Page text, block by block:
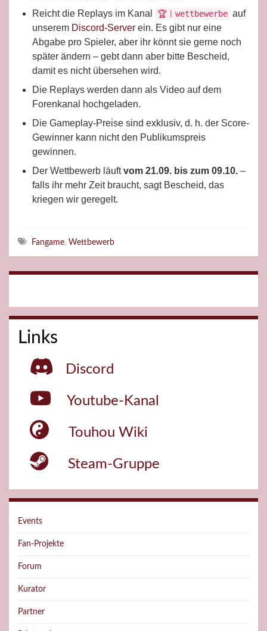
Reicht die Replays im Kanal
🏆ㅣwettbewerbe auf
unserem Discord-Server ein. Es gibt nur eine
Abgabe pro Spieler, aber ihr könnt sie gerne noch
später ändern – gebt dann aber bitte Bescheid,
damit es nicht übersehen wird.
Die Replays werden dann als Video auf dem
Forenkanal hochgeladen.
Die Gameplay-Preise sind exklusiv, d. h. der Score-
Gewinner kann nicht den Publikumspreis
gewinnen.
Der Wettbewerb läuftvom 21.09. bis zum 09.10. –
falls ihr mehr Zeit braucht, sagt Bescheid, das
kriegen wir geregelt.
Schlagwörter
Fangame, Wettbewerb
Links
Discord
Youtube-Kanal
Touhou Wiki
Steam-Gruppe
Events
Fan-Projekte
Forum
Kurator
Partner